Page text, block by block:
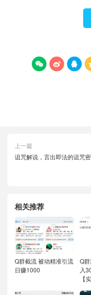
  
上一篇
诅咒解说，言出即法的诅咒
相关推荐
Q群截流 被动精准引流
日赚1000
Q
入
【